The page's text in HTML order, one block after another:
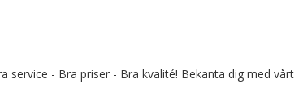
- Bra priser - Bra kvalité! Bekanta dig med vårt